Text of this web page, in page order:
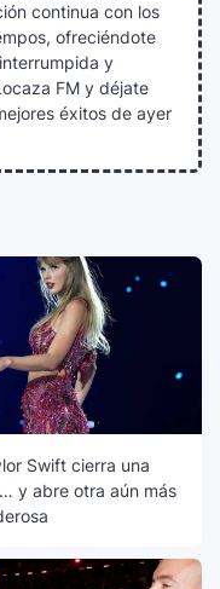
continua con los
ofreciéndote
y
FM y déjate
éxitos de ayer
Swift cierra una
y abre otra aún más